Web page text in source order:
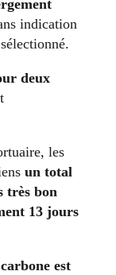
indication
deux
les
un total
très bon
13 jours
est